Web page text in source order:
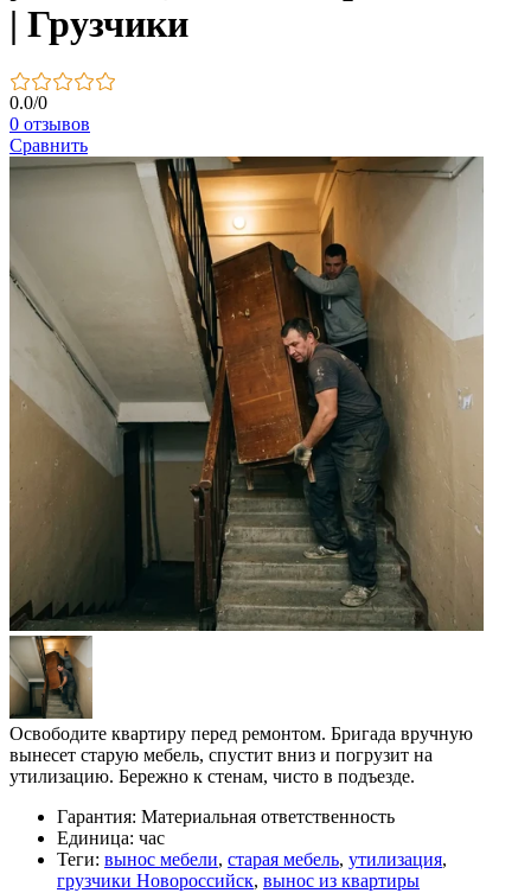
| Грузчики
0.0/0
0 отзывов
Сравнить
Освободите квартиру перед ремонтом. Бригада вручную
вынесет старую мебель, спустит вниз и погрузит на
утилизацию. Бережно к стенам, чисто в подъезде.
Гарантия: Материальная ответственность
Единица: час
Теги: вынос мебели, старая мебель, утилизация,
грузчики Новороссийск, вынос из квартиры